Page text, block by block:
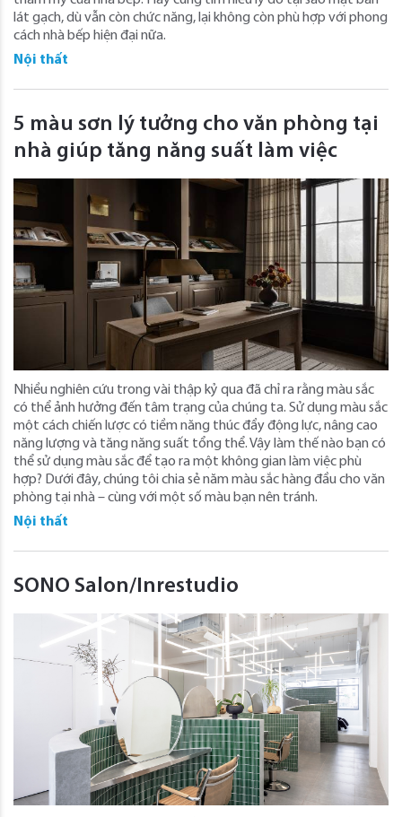
lát gạch, dù vẫn còn chức năng, lại không còn phù hợp với phong
cách nhà bếp hiện đại nữa.
Nội thất
5 màu sơn lý tưởng cho văn phòng tại
nhà giúp tăng năng suất làm việc
Nhiều nghiên cứu trong vài thập kỷ qua đã chỉ ra rằng màu sắc
có thể ảnh hưởng đến tâm trạng của chúng ta. Sử dụng màu sắc
một cách chiến lược có tiềm năng thúc đẩy động lực, nâng cao
năng lượng và tăng năng suất tổng thể. Vậy làm thế nào bạn có
thể sử dụng màu sắc để tạo ra một không gian làm việc phù
hợp? Dưới đây, chúng tôi chia sẻ năm màu sắc hàng đầu cho văn
phòng tại nhà – cùng với một số màu bạn nên tránh.
Nội thất
SONO Salon/Inrestudio